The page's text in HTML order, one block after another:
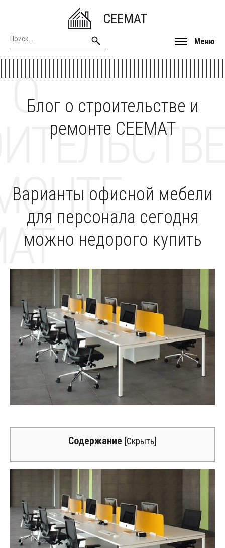
CEEMAT
Меню
Блог о строительстве и
ремонте CEEMAT
О
Варианты офисной мебели
для персонала сегодня
можно недорого купить
Содержание [Скрыть]